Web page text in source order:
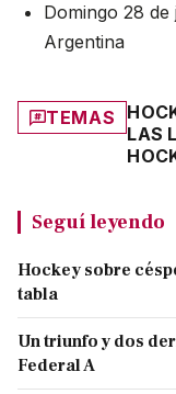
Domingo 28
Argentina
TEMAS
LAS
Seguí leyendo
Hockey sobre
tabla
Un triunfo y dos
Federal A